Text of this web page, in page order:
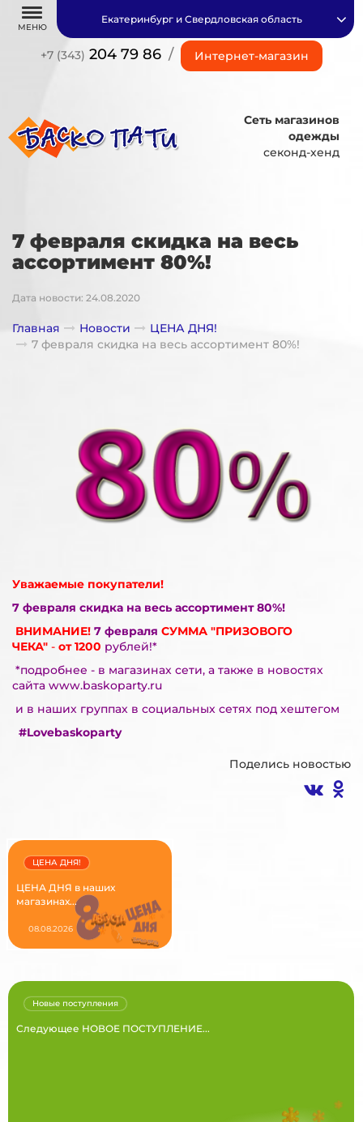
МЕНЮ
+7 (343) 204 79 86 / Интернет-магазин
Екатеринбург и Свердловская область
Сеть магазинов
одежды
секонд-хенд
7 февраля скидка на весь
ассортимент 80%!
Дата новости: 24.08.2020
Главная Новости
ЦЕНА ДНЯ!
7 февраля скидка на весь ассортимент 80%!
Уважаемые покупатели!
7 февраля скидка на весь ассортимент 80%!
ВНИМАНИЕ! 7 февраля СУММА "ПРИЗОВОГО
ЧЕКА" - от 1200 рублей!*
*подробнее - в магазинах сети, а также в новостях
сайта www.baskoparty.ru
и в наших группах в социальных сетях под хештегом
#Lovebaskoparty
Поделись новостью
ЦЕНА ДНЯ в наших
магазинах...
ЦЕНА ДНЯ!
08.08.2026
Следующее НОВОЕ ПОСТУПЛЕНИЕ...
Новые поступления